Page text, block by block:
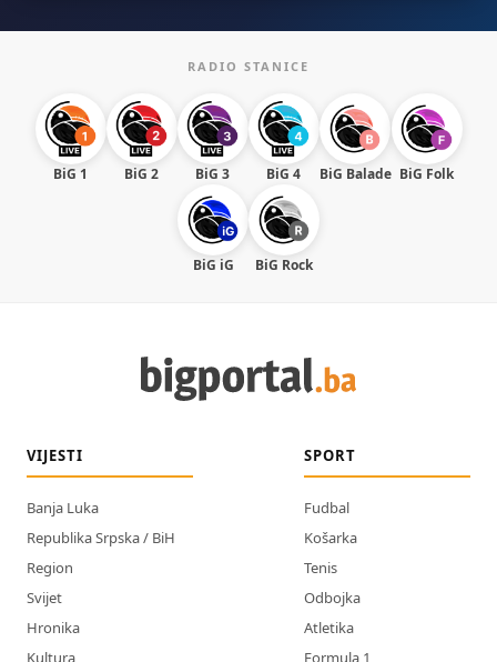
RADIO STANICE
BiG 1 BiG 2 BiG 3 BiG 4 BiG Balade BiG Folk
BiG iG BiG Rock
VIJESTI
Banja Luka
Republika Srpska / BiH
Region
Svijet
Hronika
Kultura
SPORT
Fudbal
Košarka
Tenis
Odbojka
Atletika
Formula 1